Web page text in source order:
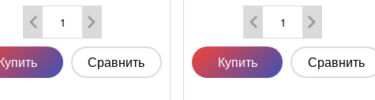
Сравнить Купить Сравнить